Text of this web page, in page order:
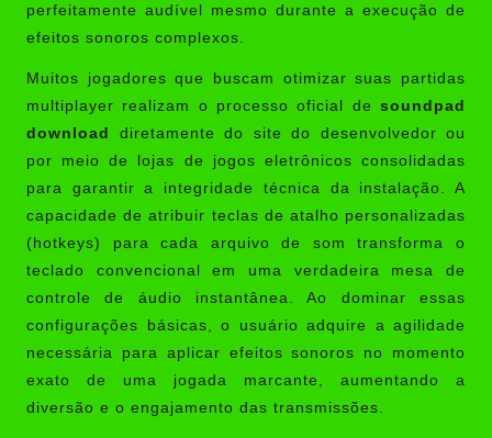
perfeitamente audível mesmo durante a execução de
efeitos sonoros complexos.
Muitos jogadores que buscam otimizar suas partidas
multiplayer realizam o processo oficial de soundpad
download
diretamente do site do desenvolvedor ou
por meio de lojas de jogos eletrônicos consolidadas
para garantir a integridade técnica da instalação. A
capacidade de atribuir teclas de atalho personalizadas
(hotkeys) para cada arquivo de som transforma o
teclado convencional em uma verdadeira mesa de
controle de áudio instantânea. Ao dominar essas
configurações básicas, o usuário adquire a agilidade
necessária para aplicar efeitos sonoros no momento
exato de uma jogada marcante, aumentando a
diversão e o engajamento das transmissões.